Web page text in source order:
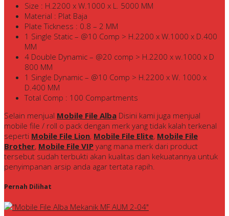
Size : H.2200 x W.1000 x L. 5000 MM
Material : Plat Baja
Plate Tickness : 0.8 – 2 MM
1 Single Static – @10 Comp > H.2200 x W.1000 x D.400
MM
4 Double Dynamic – @20 comp > H.2200 x w.1000 x D
800 MM
1 Single Dynamic – @10 Comp > H.2200 x W. 1000 x
D.400 MM
Total Comp : 100 Compartments
Selain menjual Mobile File Alba Disini kami juga menjual
mobile file / roll o pack dengan merk yang tidak kalah terkenal
seperti Mobile File Lion, Mobile File Elite, Mobile File
Brother, Mobile File VIP yang mana merk dari product
tersebut sudah terbukti akan kualitas dan kekuatannya untuk
penyimpanan arsip anda agar tertata rapih.
Pernah Dilihat